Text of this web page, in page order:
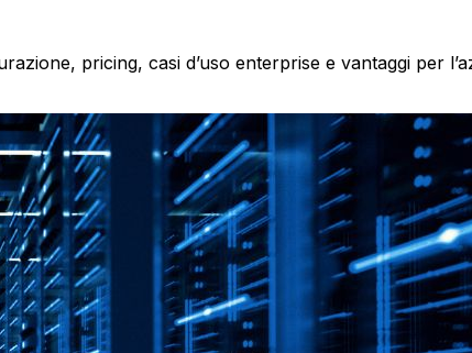
pricing, casi d’uso enterprise e vantaggi per